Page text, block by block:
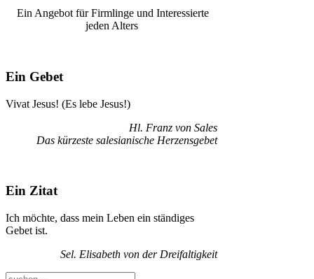
Ein Angebot für Firmlinge und Interessierte
jeden Alters
Ein Gebet
Vivat Jesus! (Es lebe Jesus!)
Hl. Franz von Sales
Das kürzeste salesianische Herzensgebet
Ein Zitat
Ich möchte, dass mein Leben ein ständiges
Gebet ist.
Sel. Elisabeth von der Dreifaltigkeit